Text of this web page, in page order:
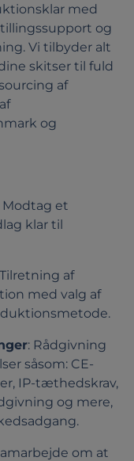
med
og
Vi tilbyder alt
skitser til fuld
af
og
Modtag et
klar til
af
med valg af
: Rådgivning
såsom: CE-
IP-tæthedskrav,
og mere,
om at